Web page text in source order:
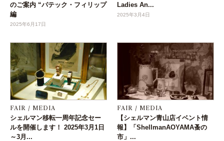
のご案内 “パテック・フィリップ
編
2025年6月17日
Ladies An...
2025年3月4日
FAIR / MEDIA
シェルマン移転一周年記念セー
ルを開催します！ 2025年3月1日
～3月...
FAIR / MEDIA
【シェルマン青山店イベント情
報】「ShellmanAOYAMA蚤の
市」...